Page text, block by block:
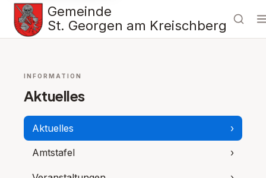
Gemeinde
St. Georgen am Kreischberg
INFORMATION
Aktuelles
Aktuelles ›
Amtstafel ›